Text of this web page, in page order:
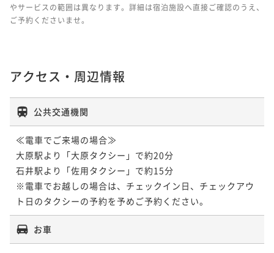
やサービスの範囲は異なります。詳細は宿泊施設へ直接ご確認のうえ、
ご予約くださいませ。
アクセス・周辺情報
公共交通機関
≪電車でご来場の場合≫
大原駅より「大原タクシー」で約20分
石井駅より「佐用タクシー」で約15分
※電車でお越しの場合は、チェックイン日、チェックアウ
ト日のタクシーの予約を予めご予約ください。
お車